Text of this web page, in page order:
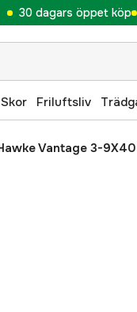
30 dagars öppet köp
Friluftsliv
Vantage 3-9X40